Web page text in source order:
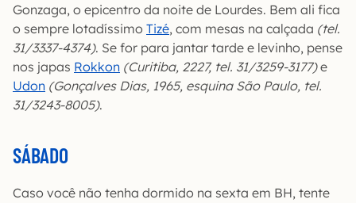
Gonzaga, o epicentro da noite de Lourdes. Bem ali fica
o sempre lotadíssimo Tizé, com mesas na calçada (tel.
31/3337-4374). Se for para jantar tarde e levinho, pense
nos japas Rokkon (Curitiba, 2227, tel. 31/3259-3177)e
Udon (Gonçalves Dias, 1965, esquina São Paulo, tel.
31/3243-8005).
SÁBADO
Caso você não tenha dormido na sexta em BH, tente